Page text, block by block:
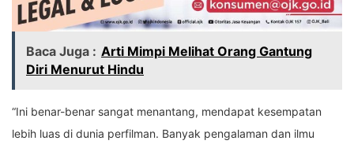
Baca Juga : Arti Mimpi Melihat Orang Gantung
Diri Menurut Hindu
“Ini benar-benar sangat menantang, mendapat kesempatan
lebih luas di dunia perfilman. Banyak pengalaman dan ilmu